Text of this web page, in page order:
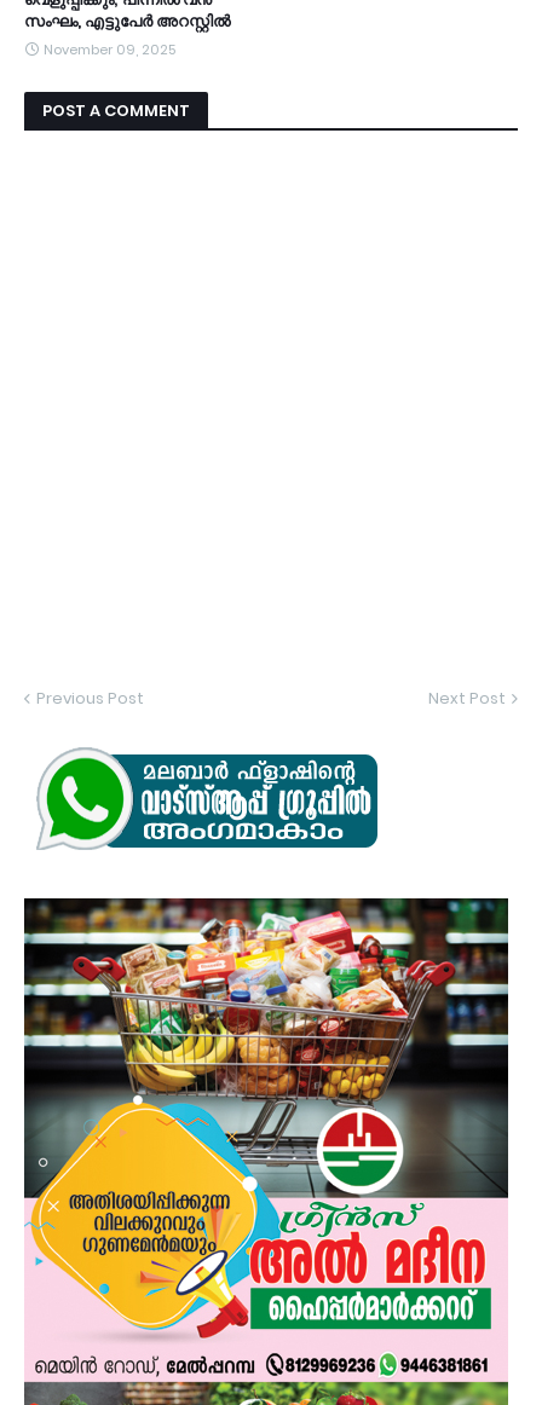
സംഘം, എട്ടുപേർ അറസ്റ്റിൽ
November 09, 2025
POST A COMMENT
Previous Post Next Post